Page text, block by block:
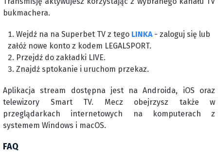
bukmachera.
Wejdź na na Superbet TV z tego LINKA- zaloguj się lub
załóż nowe konto z kodem LEGALSPORT.
Przejdź do zakładki LIVE.
Znajdź sptokanie i uruchom przekaz.
Aplikacja stream dostępna jest na Androida, iOS oraz
telewizory Smart TV. Mecz obejrzysz także w
przeglądarkach internetowych na komputerach z
systemem Windows i macOS.
FAQ